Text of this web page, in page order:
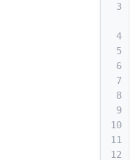
3
4
5
6
7
8
9
10
11
12